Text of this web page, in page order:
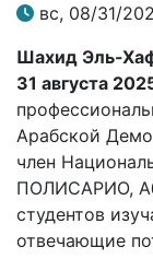
вс, 08/31/
Шахид Эль-
31 августа
Арабской
член
ПОЛИСАРИО,
студентов
отвечающие